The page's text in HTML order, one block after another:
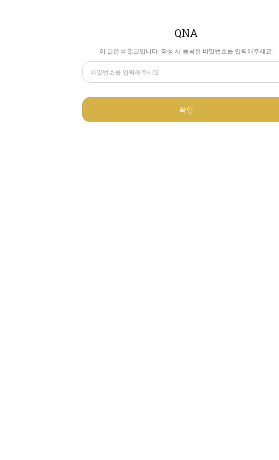
QNA
이 글은 비밀글입니다. 작성 시 등록한 비밀번호를 입력해주세요.
확인